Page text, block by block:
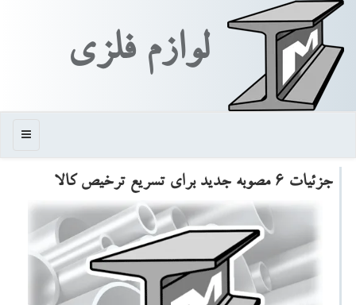
لوازم فلزی
منو
جزئیات ۶ مصوبه جدید برای تسریع ترخیص كالا